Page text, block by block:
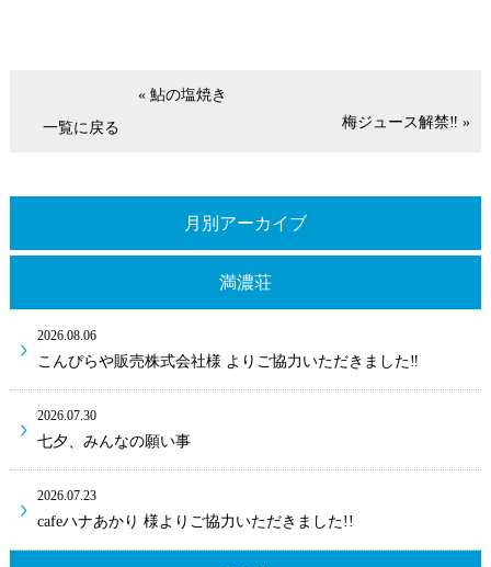
« 鮎の塩焼き
梅ジュース解禁‼ »
一覧に戻る
月別アーカイブ
満濃荘
2026.08.06
こんぴらや販売株式会社様 よりご協力いただきました‼
2026.07.30
七夕、みんなの願い事
2026.07.23
cafeハナあかり 様よりご協力いただきました!!